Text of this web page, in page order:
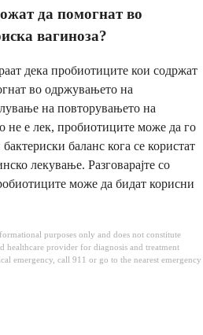
да помогнат во
вагиноза?
дека пробиотиците кои содржат
во одржувањето на
на повторувањето на
не е лек, пробиотиците може да го
баланс кога се користат
лекување. Разговарајте со
може да бидат корисни
purposes only and does not constitute
healthcare provider for diagnosis and treatment
emergency, call 911 or go to the nearest emergency